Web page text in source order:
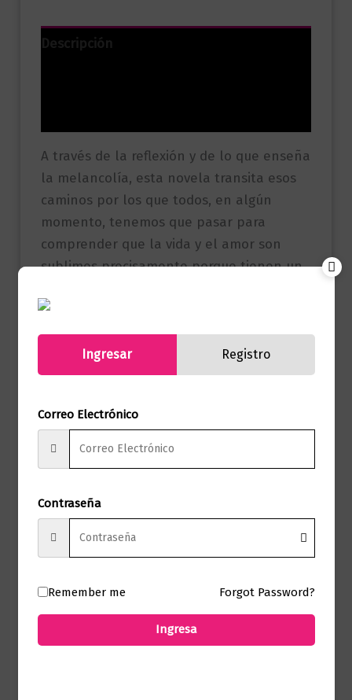
Descripción
A través de la reflexión y de lo que enseña
la melancolía, esta novela transita esos
caminos por los que todos, en algún
momento, tenemos que pasar para
comprender que la vida y el amor son
sublimes precisamente porque tienen un
Productos relacionados
Novela literaria
QUE HACER CON ESTOS PEDAZOS
Ingresar Registro
Correo Electrónico
Contraseña
Remember me Forgot Password?
Ingresa